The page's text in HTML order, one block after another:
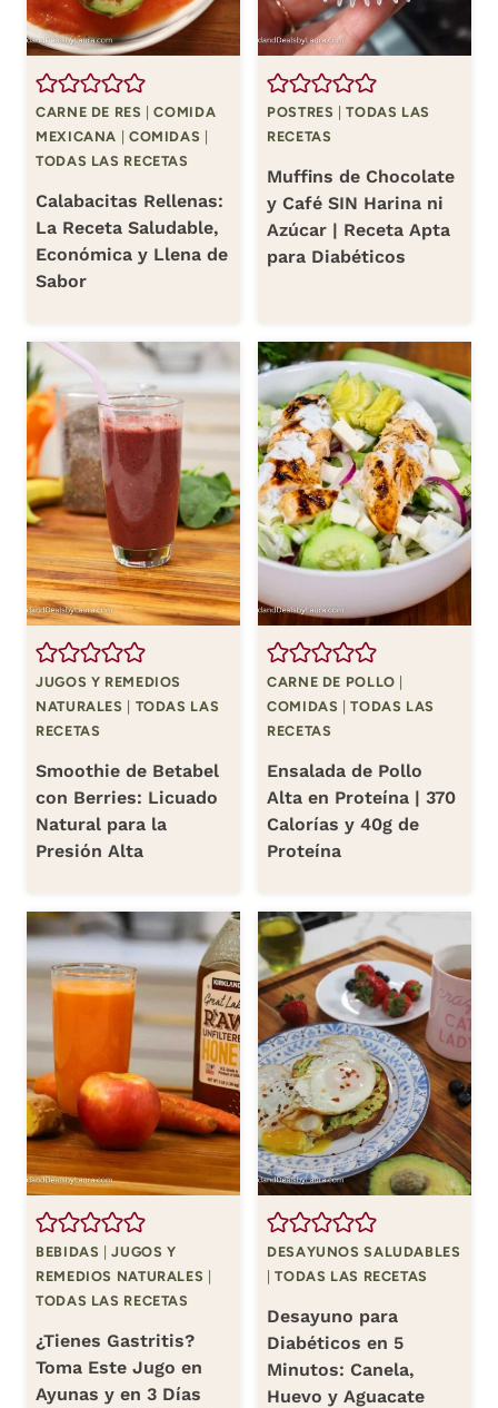
CARNE DE RES |COMIDA
MEXICANA
COMIDAS
TODAS LAS RECETAS
Calabacitas Rellenas:
La Receta Saludable,
Económica y Llena de
Sabor
POSTRES |TODAS LAS
RECETAS
Muffins de Chocolate
y Café SIN Harina ni
Azúcar | Receta Apta
para Diabéticos
JUGOS Y REMEDIOS
NATURALES
TODAS LAS
RECETAS
Smoothie de Betabel
con Berries: Licuado
Natural para la
Presión Alta
CARNE DE POLLO
COMIDAS |TODAS LAS
RECETAS
Ensalada de Pollo
Alta en Proteína | 370
Calorías y 40g de
Proteína
BEBIDAS |JUGOS Y
REMEDIOS NATURALES
TODAS LAS RECETAS
¿Tienes Gastritis?
Toma Este Jugo en
Ayunas y en 3 Días
DESAYUNOS SALUDABLES
|TODAS LAS RECETAS
Desayuno para
Diabéticos en 5
Minutos: Canela,
Huevo y Aguacate